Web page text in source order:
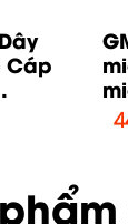
Cáp